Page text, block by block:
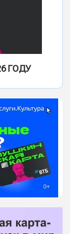
ГОДУ